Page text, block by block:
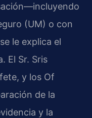
(UM) o con
le explica el
El Sr. Sris
y los Of
de la
y la